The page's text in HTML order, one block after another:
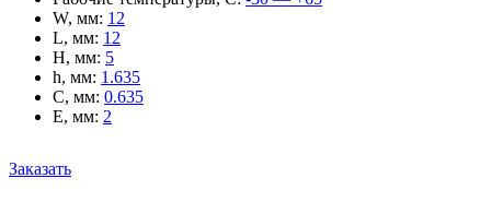
W, мм: 12
L, мм: 12
H, мм: 5
h, мм: 1.635
C, мм: 0.635
E, мм: 2
Заказать